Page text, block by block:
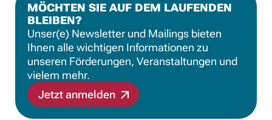
MÖCHTEN SIE AUF DEM LAUFENDEN
BLEIBEN?
Unser(e) Newsletter und Mailings bieten
Ihnen alle wichtigen Informationen zu
unseren Förderungen, Veranstaltungen und
vielem mehr.
Jetzt anmelden